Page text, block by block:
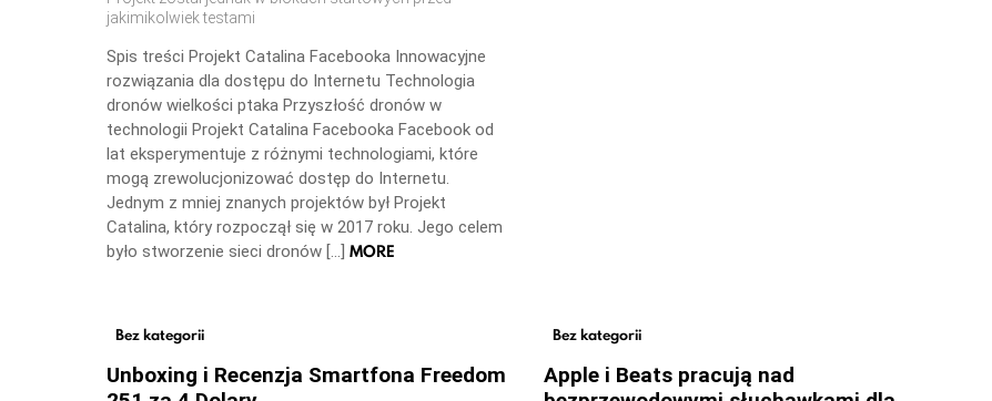
jakimikolwiek testami
Spis treści Projekt Catalina Facebooka Innowacyjne
rozwiązania dla dostępu do Internetu Technologia
dronów wielkości ptaka Przyszłość dronów w
technologii Projekt Catalina Facebooka Facebook od
lat eksperymentuje z różnymi technologiami, które
mogą zrewolucjonizować dostęp do Internetu.
Jednym z mniej znanych projektów był Projekt
Catalina, który rozpoczął się w 2017 roku. Jego celem
było stworzenie sieci dronów […] MORE
Bez kategorii
Unboxing i Recenzja Smartfona Freedom
Bez kategorii
Apple i Beats pracują nad